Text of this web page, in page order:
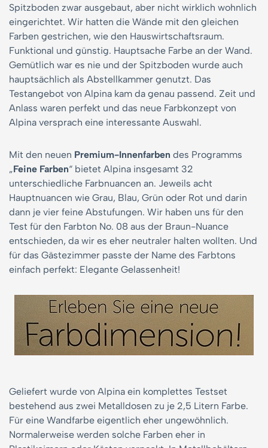
Spitzboden zwar ausgebaut, aber nicht wirklich wohnlich
eingerichtet. Wir hatten die Wände mit den gleichen
Farben gestrichen, wie den Hauswirtschaftsraum.
Funktional und günstig. Hauptsache Farbe an der Wand.
Gemütlich war es nie und der Spitzboden wurde auch
hauptsächlich als Abstellkammer genutzt. Das
Testangebot von Alpina kam da genau passend. Zeit und
Anlass waren perfekt und das neue Farbkonzept von
Alpina versprach eine interessante Auswahl.
Mit den neuen Premium-Innenfarben des Programms
„Feine Farben“ bietet Alpina insgesamt 32
unterschiedliche Farbnuancen an. Jeweils acht
Hauptnuancen wie Grau, Blau, Grün oder Rot und darin
dann je vier feine Abstufungen. Wir haben uns für den
Test für den Farbton No. 08 aus der Braun-Nuance
entschieden, da wir es eher neutraler halten wollten. Und
für das Gästezimmer passte der Name des Farbtons
einfach perfekt: Elegante Gelassenheit!
Geliefert wurde von Alpina ein komplettes Testset
bestehend aus zwei Metalldosen zu je 2,5 Litern Farbe.
Für eine Wandfarbe eigentlich eher ungewöhnlich.
Normalerweise werden solche Farben eher in